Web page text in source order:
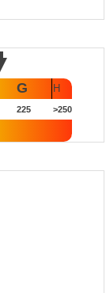
G H
225 >250